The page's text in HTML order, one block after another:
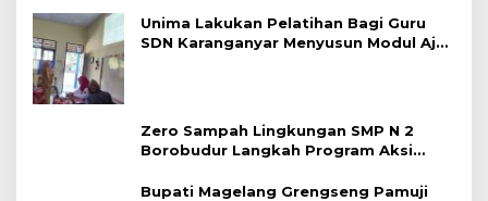
Unima Lakukan Pelatihan Bagi Guru
SDN Karanganyar Menyusun Modul Ajar
Zero Sampah Lingkungan SMP N 2
Borobudur Langkah Program Aksi
Bupati Magelang Grengseng Pamuji